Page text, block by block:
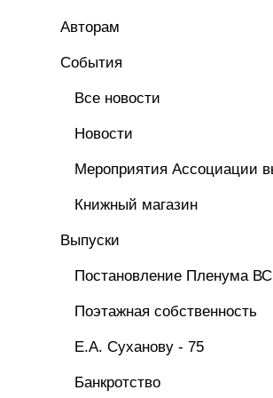
Авторам
Cобытия
Все новости
Новости
Мероприятия Ассоциации
Книжный магазин
Выпуски
Постановление Пленума
Поэтажная собственность
Е.А. Суханову - 75
Банкротство